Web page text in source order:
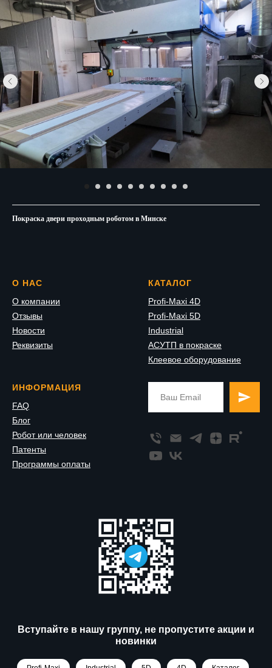
Покраска двери проходным роботом в Минске
О НАС
О компании
Отзывы
Новости
Реквизиты
КАТАЛОГ
Profi-Maxi 4D
Profi-Maxi 5D
Industrial
АСУТП в покраске
Клеевое оборудование
ИНФОРМАЦИЯ
FAQ
Блог
Робот или человек
Патенты
Программы оплаты
Вступайте в нашу группу, не пропустите акции и
новинки